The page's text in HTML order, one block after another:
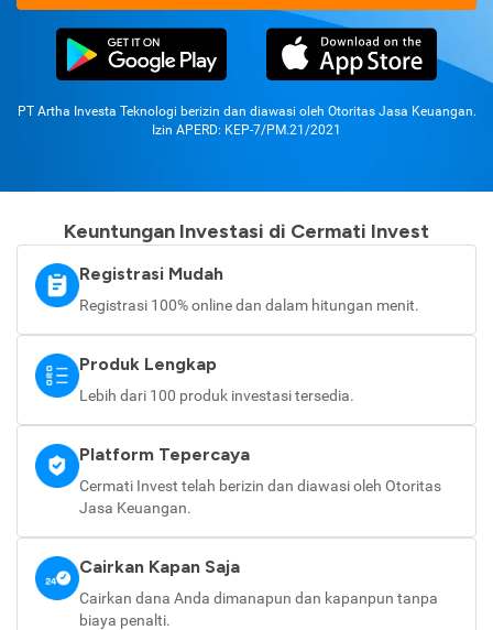
PT Artha Investa Teknologi berizin dan diawasi oleh Otoritas Jasa Keuangan.
Izin APERD: KEP-7/PM.21/2021
Keuntungan Investasi di Cermati Invest
Registrasi Mudah
Registrasi 100% online dan dalam hitungan menit.
Produk Lengkap
Lebih dari 100 produk investasi tersedia.
Platform Tepercaya
Cermati Invest telah berizin dan diawasi oleh Otoritas
Jasa Keuangan.
Cairkan Kapan Saja
Cairkan dana Anda dimanapun dan kapanpun tanpa
biaya penalti.